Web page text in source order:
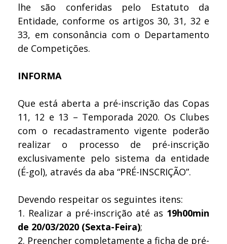
lhe são conferidas pelo Estatuto da
Entidade, conforme os artigos 30, 31, 32 e
33, em consonância com o Departamento
de Competições.
INFORMA
Que está aberta a pré-inscrição das Copas
11, 12 e 13 – Temporada 2020. Os Clubes
com o recadastramento vigente poderão
realizar o processo de pré-inscrição
exclusivamente pelo sistema da entidade
(É-gol), através da aba “PRÉ-INSCRIÇÃO”.
Devendo respeitar os seguintes itens:
1. Realizar a pré-inscrição até as 19h00min
de 20/03/2020 (Sexta-Feira);
2. Preencher completamente a ficha de pré-